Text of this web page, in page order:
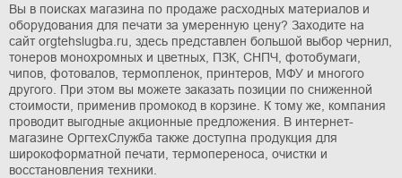
Вы в поисках магазина по продаже расходных материалов и
оборудования для печати за умеренную цену? Заходите на
сайт orgtehslugba.ru, здесь представлен большой выбор чернил,
тонеров монохромных и цветных, ПЗК, СНПЧ, фотобумаги,
чипов, фотовалов, термопленок, принтеров, МФУ и многого
другого. При этом вы можете заказать позиции по сниженной
стоимости, применив промокод в корзине. К тому же, компания
проводит выгодные акционные предложения. В интернет-
магазине ОргтехСлужба также доступна продукция для
широкоформатной печати, термопереноса, очистки и
восстановления техники.